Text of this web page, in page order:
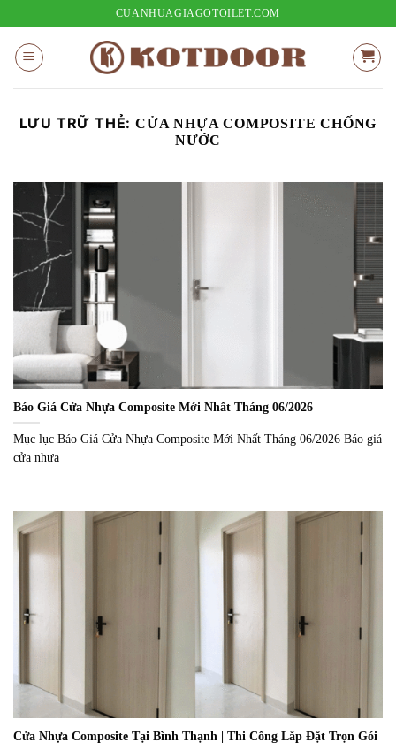
nội
dung
CUANHUAGIAGOTOILET.COM
LƯU TRỮ THẺ:CỬA NHỰA COMPOSITE CHỐNG
NƯỚC
Báo Giá Cửa Nhựa Composite Mới Nhất Tháng 06/2026
Mục lục Báo Giá Cửa Nhựa Composite Mới Nhất Tháng 06/2026 Báo giá
cửa nhựa
Cửa Nhựa Composite Tại Bình Thạnh | Thi Công Lắp Đặt Trọn Gói